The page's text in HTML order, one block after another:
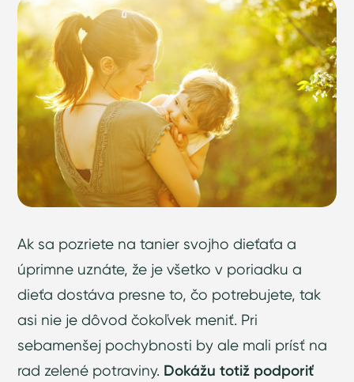
Ak sa pozriete na tanier svojho dieťaťa a
úprimne uznáte, že je všetko v poriadku a
dieťa dostáva presne to, čo potrebujete, tak
asi nie je dôvod čokoľvek meniť. Pri
sebamenšej pochybnosti by ale mali prísť na
rad zelené potraviny. Dokážu totiž podporiť